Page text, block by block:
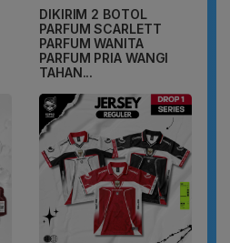
DIKIRIM 2 BOTOL
PARFUM SCARLETT
PARFUM WANITA
PARFUM PRIA WANGI
TAHAN...